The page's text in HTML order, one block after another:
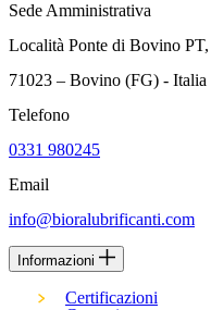
Sede Amministrativa
Località Ponte di Bovino
71023 – Bovino (FG) - Italia
Telefono
0331 980245
Email
info@bioralubrificanti.com
Informazioni
Certificazioni